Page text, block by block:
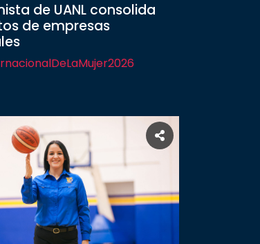
de UANL consolida
de empresas